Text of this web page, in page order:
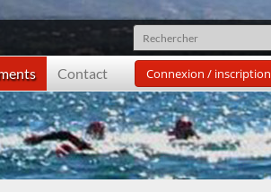
Contact Connexion / inscription